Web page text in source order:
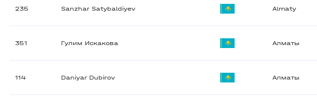
235 Sanzhar Satybaldiyev Almaty
351 Гулим Искакова Алматы
114 Daniyar Dubirov Алматы